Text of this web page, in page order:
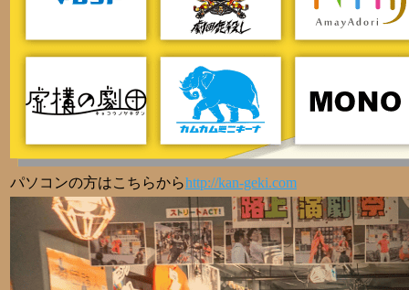
パソコンの方はこちらからhttp://kan-geki.com